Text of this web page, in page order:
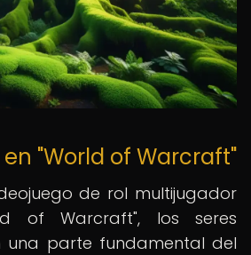
"World of Warcraft"
de rol multijugador
of Warcraft", los seres
una parte fundamental del